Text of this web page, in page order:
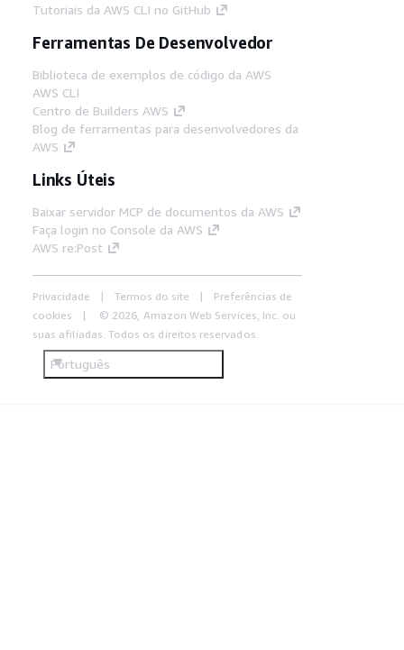
Tutoriais da AWS CLI no GitHub
Ferramentas De Desenvolvedor
Biblioteca de exemplos de código da AWS
AWS CLI
Centro de Builders AWS
Blog de ferramentas para desenvolvedores da
AWS
Links Úteis
Baixar servidor MCP de documentos da AWS
Faça login no Console da AWS
AWS re:Post
Privacidade Termos do site
Preferências de
cookies
© 2026, Amazon Web Services, Inc. ou
suas afiliadas. Todos os direitos reservados.
Português